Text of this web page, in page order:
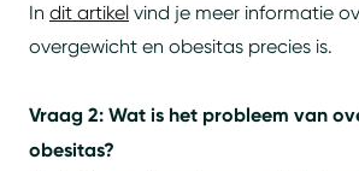
In dit artikel vind je meer informatie
overgewicht en obesitas precies is.
Vraag 2: Wat is het probleem van
obesitas?